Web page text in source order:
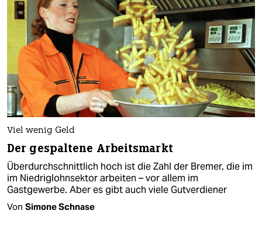
Viel wenig Geld
Der gespaltene Arbeitsmarkt
Überdurchschnittlich hoch ist die Zahl der Bremer, die im
im Niedriglohnsektor arbeiten – vor allem im
Gastgewerbe. Aber es gibt auch viele Gutverdiener
Von Simone Schnase